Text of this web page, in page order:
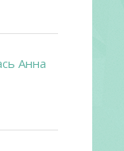
Анна